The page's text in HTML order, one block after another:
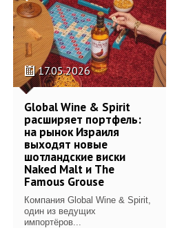
17.05.2026
Global Wine & Spirit
расширяет портфель:
на рынок Израиля
выходят новые
шотландские виски
Naked Malt и The
Famous Grouse
Компания Global Wine & Spirit,
один из ведущих
импортёров...